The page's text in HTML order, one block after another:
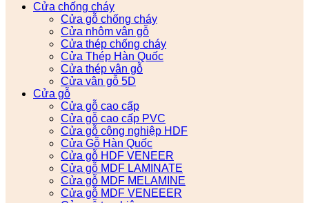
Cửa chống cháy
Cửa gỗ chống cháy
Cửa nhôm vân gỗ
Cửa thép chống cháy
Cửa Thép Hàn Quốc
Cửa thép vân gỗ
Cửa vân gỗ 5D
Cửa gỗ
Cửa gỗ cao cấp
Cửa gỗ cao cấp PVC
Cửa gỗ công nghiệp HDF
Cửa Gỗ Hàn Quốc
Cửa gỗ HDF VENEER
Cửa gỗ MDF LAMINATE
Cửa gỗ MDF MELAMINE
Cửa gỗ MDF VENEEER